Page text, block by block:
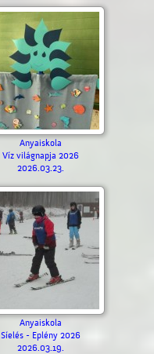
Anyaiskola
Víz világnapja 2026
2026.03.23.
Anyaiskola
Síelés - Eplény 2026
2026.03.19.